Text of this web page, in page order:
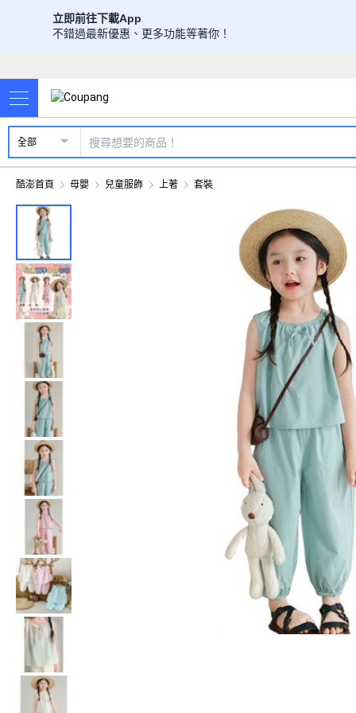
立即前往下載App
不錯過最新優惠、更多功能等著你！
全部
酷澎首頁 母嬰 兒童服飾 上著 套裝